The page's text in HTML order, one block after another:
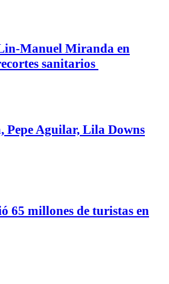
Manuel Miranda en
sanitarios
Pepe Aguilar, Lila Downs
65 millones de turistas en